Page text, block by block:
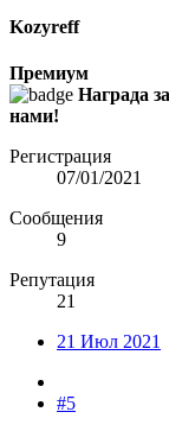
Kozyreff
Премиум
Награда
нами!
Регистрация
07/01/2021
Сообщения
9
Репутация
21
21 Июл 2021
#5